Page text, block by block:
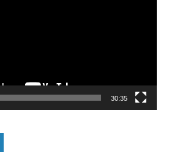
30:35